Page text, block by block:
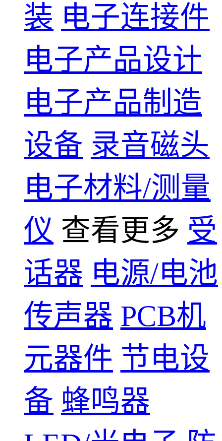
装 电子连接件
电子产品设计
电子产品制造
设备 录音磁头
电子材料/测量
仪 查看更多 受
话器 电源/电池
传声器 PCB机
元器件 节电设
备 蜂鸣器